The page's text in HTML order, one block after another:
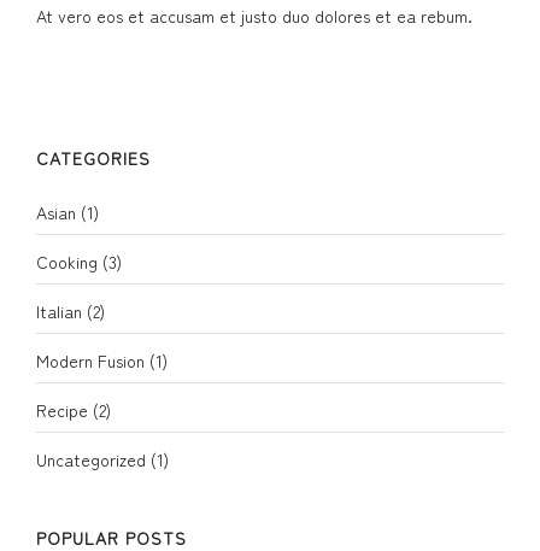
At vero eos et accusam et justo duo dolores et ea rebum.
CATEGORIES
Asian (1)
Cooking (3)
Italian (2)
Modern Fusion (1)
Recipe (2)
Uncategorized (1)
POPULAR POSTS